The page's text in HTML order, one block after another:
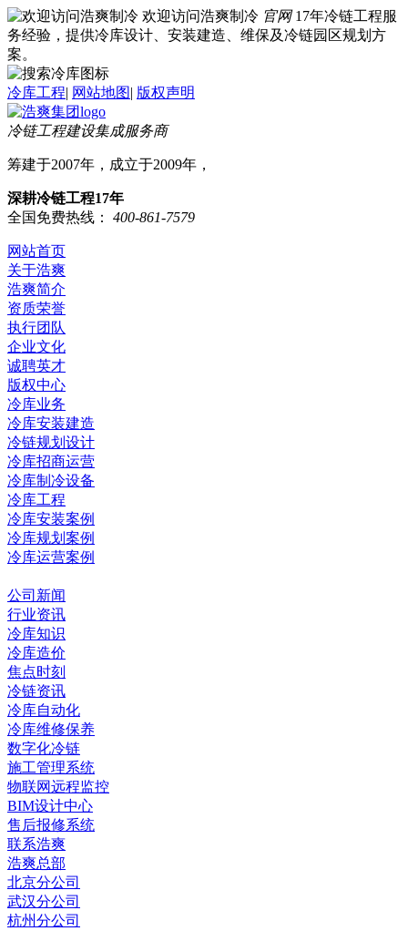
欢迎访问浩爽制冷 官网 17年冷链工程服
务经验，提供冷库设计、安装建造、维保及冷链园区规划方
案。
冷库工程| 网站地图| 版权声明
冷链工程建设集成服务商
筹建于2007年，成立于2009年，
深耕冷链工程17年
全国免费热线：
400-861-7579
网站首页
关于浩爽
浩爽简介
资质荣誉
执行团队
企业文化
诚聘英才
版权中心
冷库业务
冷库安装建造
冷链规划设计
冷库招商运营
冷库制冷设备
冷库工程
冷库安装案例
冷库规划案例
冷库运营案例
公司新闻
行业资讯
冷库知识
冷库造价
焦点时刻
冷链资讯
冷库自动化
冷库维修保养
数字化冷链
施工管理系统
物联网远程监控
BIM设计中心
售后报修系统
联系浩爽
浩爽总部
北京分公司
武汉分公司
杭州分公司